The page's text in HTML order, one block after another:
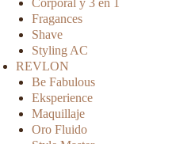
Corporal y 3 en 1
Fragances
Shave
Styling AC
REVLON
Be Fabulous
Eksperience
Maquillaje
Oro Fluido